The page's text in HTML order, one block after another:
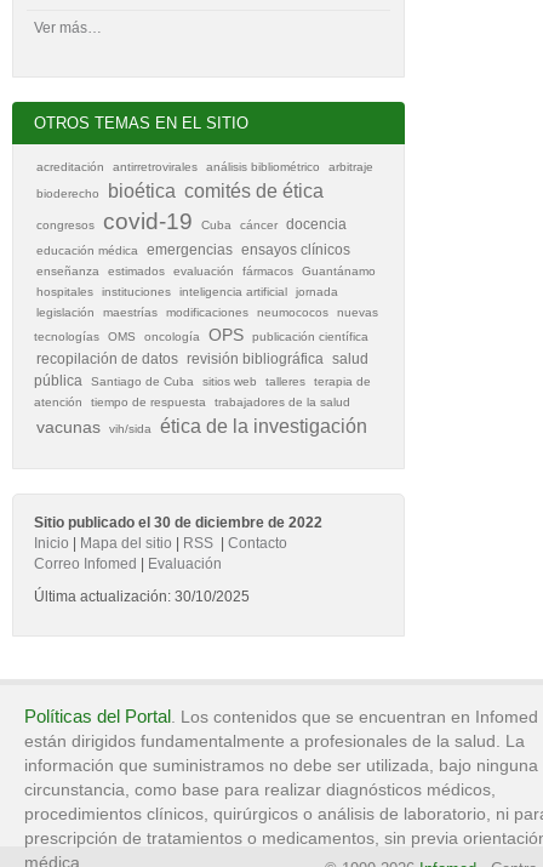
Ver más…
OTROS TEMAS EN EL SITIO
acreditación antirretrovirales análisis bibliométrico
arbitraje
bioderecho
bioética comités de ética
congresos covid-19 Cuba cáncer docencia
educación médica emergencias ensayos clínicos
enseñanza estimados evaluación fármacos
Guantánamo
hospitales
instituciones inteligencia artificial
jornada
legislación
maestrías modificaciones neumococos
nuevas
tecnologías
OMS oncología OPS publicación científica
recopilación de datos revisión bibliográfica salud
pública
Santiago de Cuba sitios web talleres
terapia de
atención
tiempo de respuesta trabajadores de la salud
vacunas vih/sida ética de la investigación
Sitio publicado el 30 de diciembre de 2022
Inicio
Mapa del sitio RSS
Contacto
Correo Infomed
Evaluación
Última actualización: 30/10/2025
Políticas del Portal. Los contenidos que se encuentran en Infomed
están dirigidos fundamentalmente a profesionales de la salud. La
información que suministramos no debe ser utilizada, bajo ninguna
circunstancia, como base para realizar diagnósticos médicos,
procedimientos clínicos, quirúrgicos o análisis de laboratorio, ni
prescripción de tratamientos o medicamentos, sin previa
médica.